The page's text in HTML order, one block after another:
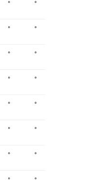
۰ ۰
۰ ۰
۰ ۰
۰ ۰
۰ ۰
۰ ۰
۰ ۰
۰ ۰